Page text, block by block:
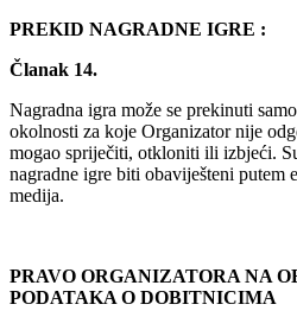
PREKID NAGRADNE IGRE :
Članak 14.
Nagradna igra može se prekinuti
okolnosti za koje Organizator nije
mogao spriječiti, otkloniti ili izbjeći.
nagradne igre biti obaviješteni
medija.
PRAVO ORGANIZATORA NA
PODATAKA O DOBITNICIMA